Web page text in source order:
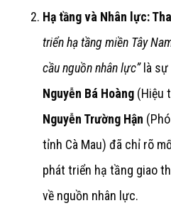
Hạ tầng và Nhân lực:
triển hạ tầng miền Tây
cầu nguồn nhân lực”là sự
Nguyễn Bá Hoàng (Hiệu
Nguyễn Trường Hận
tỉnh Cà Mau) đã chỉ rõ
phát triển hạ tầng giao
về nguồn nhân lực.